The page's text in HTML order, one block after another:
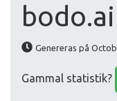
bodo.ai
Genereras på
Gammal statistik?